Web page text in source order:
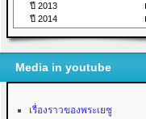
ปี 2013
ปี 2014
Media in youtube
เรื่องราวของพระเยซู